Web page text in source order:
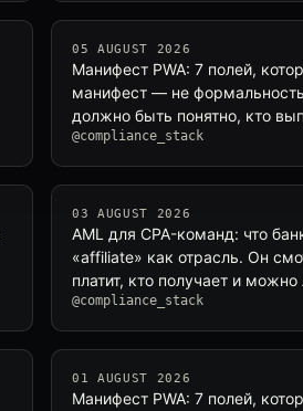
05 AUGUST 2026
Манифест PWA: 7 полей,
манифест — не
должно быть понятно, кто
@compliance_stack
03 AUGUST 2026
AML для CPA-команд: что
«affiliate» как отрасль. Он
платит, кто получает и
@compliance_stack
01 AUGUST 2026
Манифест PWA: 7 полей,